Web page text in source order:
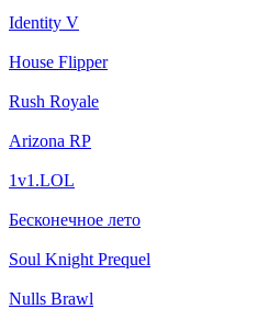
Identity V
House Flipper
Rush Royale
Arizona RP
1v1.LOL
Бесконечное лето
Soul Knight Prequel
Nulls Brawl